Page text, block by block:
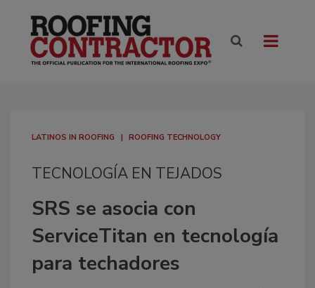
LATINOS IN ROOFING ROOFING TECHNOLOGY
TECNOLOGÍA EN TEJADOS
SRS se asocia con
ServiceTitan en tecnología
para techadores